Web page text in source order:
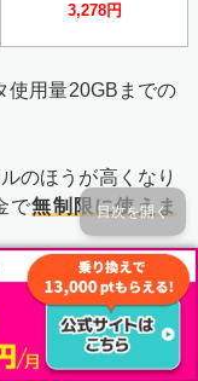
3,278円
使用量20GBまでの
のほうが高くなり
で無制限に使えま
ると、最大1Mbps
解除したい場合
あります。
目次を開く